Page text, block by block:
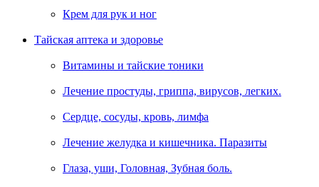
Крем для рук и ног
Тайская аптека и здоровье
Витамины и тайские тоники
Лечение простуды, гриппа, вирусов, легких.
Сердце, сосуды, кровь, лимфа
Лечение желудка и кишечника. Паразиты
Глаза, уши, Головная, Зубная боль.